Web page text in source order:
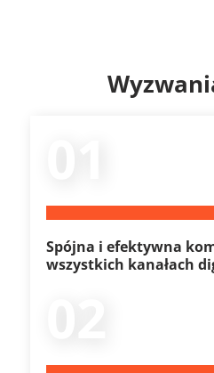
Spójna i efektywna
wszystkich kanałach